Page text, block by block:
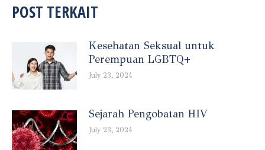
POST TERKAIT
Kesehatan Seksual untuk
Perempuan LGBTQ+
July 23, 2024
Sejarah Pengobatan HIV
July 23, 2024